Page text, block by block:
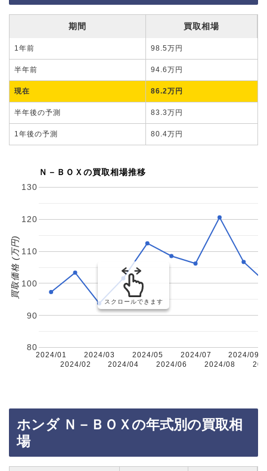
期間 買取相場
1年前 98.5万円
半年前 94.6万円
現在 86.2万円
半年後の予測 83.3万円
1年後の予測 80.4万円
Ｎ－ＢＯＸの買取相場推移
2024/01
2024/02
2024/03
2024/04
2024/05
2024/06
2024/07
2024/08
2024/09
80
90
100
110
120
130
買取価格 (万円)
スクロールできます
ホンダ Ｎ－ＢＯＸの年式別の買取相
場